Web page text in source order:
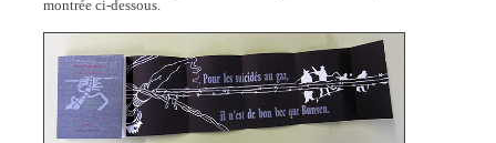
montrée ci-dessous.